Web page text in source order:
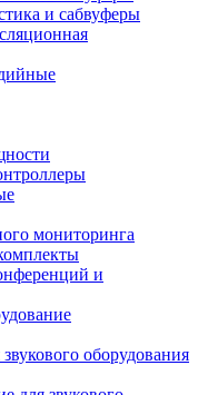
и сабвуферы
мониторинга
и
оборудования